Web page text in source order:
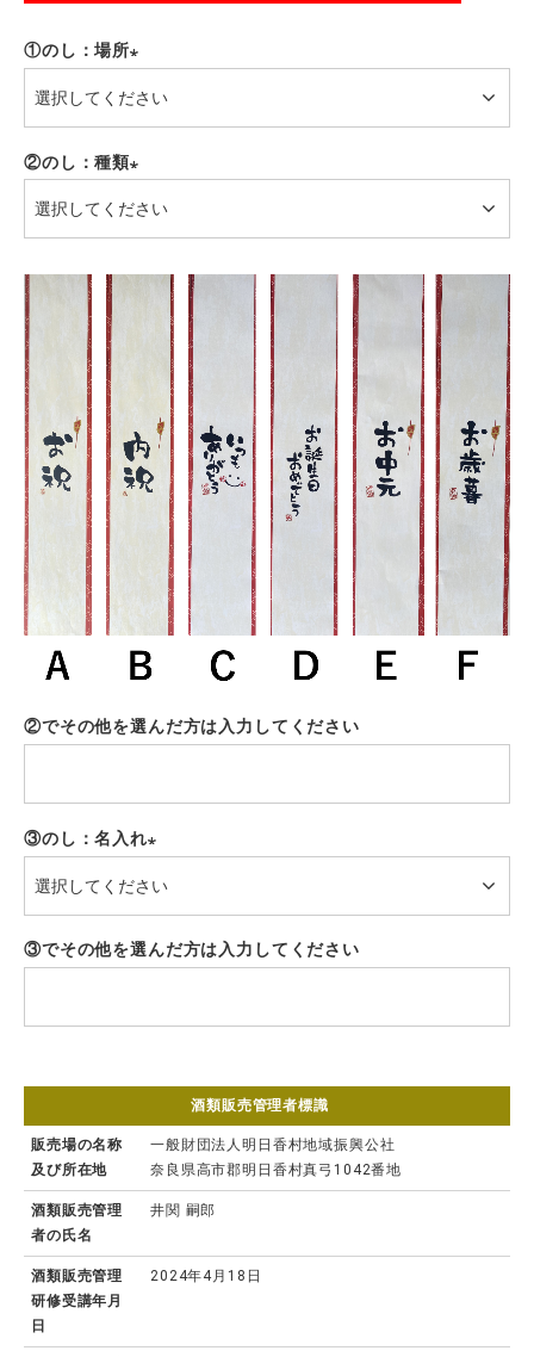
須)
①のし：場所
(必
②のし：種類
(必
②でその他を選んだ方は入力してください
③のし：名入れ
③でその他を選んだ方は入力してください
酒類販売管理者標識
販売場の名称
及び所在地
一般財団法人明日香村地域振興公社
奈良県高市郡明日香村真弓1042番地
酒類販売管理
者の氏名
井関 嗣郎
酒類販売管理
研修受講年月
日
2024年4月18日